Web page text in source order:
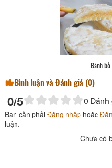
Bánh
Bình luận và Đánh giá (0)
0/5 0 Đánh
Bạn cần phải Đăng nhập hoặc
luận.
Chưa có